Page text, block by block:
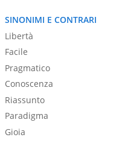
SINONIMI E CONTRARI
Libertà
Facile
Pragmatico
Conoscenza
Riassunto
Paradigma
Gioia